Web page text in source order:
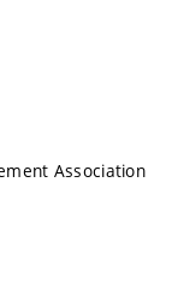
Association